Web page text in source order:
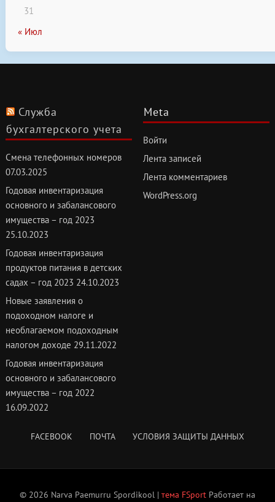
31
« Июл
Служба
бухгалтерского учета
Смена телефонных номеров
07.03.2025
Годовая инвентаризация
основного и забалансового
имущества – год 2023
25.10.2023
Годовая инвентаризация
продуктов питания в детских
садах – год 2023 24.10.2023
Новые заявления о
подоходном налоге и
необлагаемом подоходным
налогом доходе 29.11.2022
Годовая инвентаризация
основного и забалансового
имущества – год 2022
16.09.2022
Meta
Войти
Лента записей
Лента комментариев
WordPress.org
FACEBOOK ПОЧТА УСЛОВИЯ ЗАЩИТЫ ДАННЫХ
© 2026 Narva Paemurru Spordikool | тема FSport Работает на